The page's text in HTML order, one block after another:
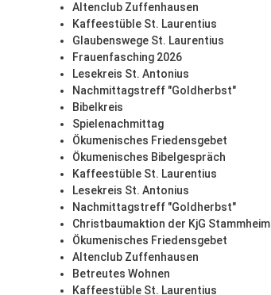
Altenclub Zuffenhausen
Kaffeestüble St. Laurentius
Glaubenswege St. Laurentius
Frauenfasching 2026
Lesekreis St. Antonius
Nachmittagstreff "Goldherbst"
Bibelkreis
Spielenachmittag
Ökumenisches Friedensgebet
Ökumenisches Bibelgespräch
Kaffeestüble St. Laurentius
Lesekreis St. Antonius
Nachmittagstreff "Goldherbst"
Christbaumaktion der KjG Stammheim
Ökumenisches Friedensgebet
Altenclub Zuffenhausen
Betreutes Wohnen
Kaffeestüble St. Laurentius